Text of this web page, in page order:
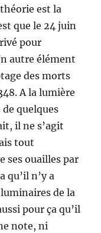
est la
que le 24 juin
pour
autre élément
des morts
A la lumière
quelques
il ne s’agit
tout
ses ouailles par
qu’il n’y a
de la
pour ça qu’il
note, ni